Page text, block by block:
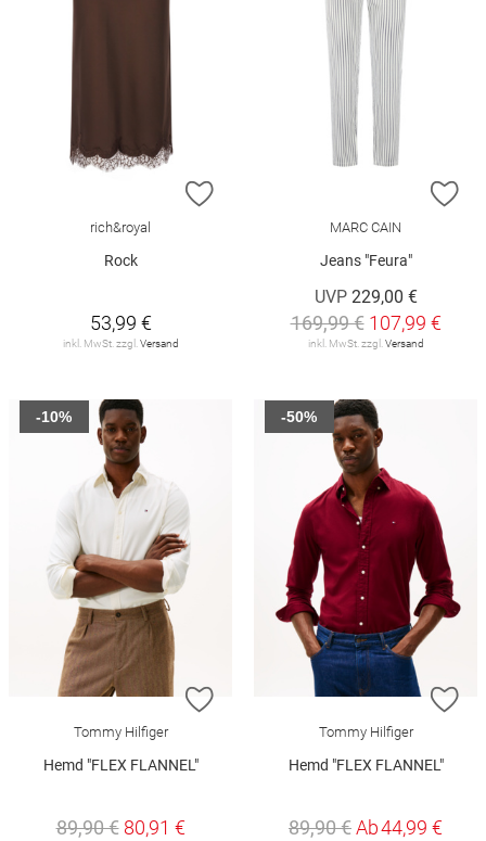
ZUR WUNSCHLISTE HINZUFÜGEN
rich&royal
Rock
53,99 €
inkl. MwSt. zzgl. Versand
MARC CAIN
Jeans "Feura"
UVP 229,00 €
169,99 € 107,99 €
inkl. MwSt. zzgl. Versand
ZUR WUNSCHLISTE HINZUFÜGEN
Tommy Hilfiger
Hemd "FLEX FLANNEL"
89,90 € 80,91 €
-10%
Tommy Hilfiger
Hemd "FLEX FLANNEL"
89,90 €Ab44,99 €
-50%